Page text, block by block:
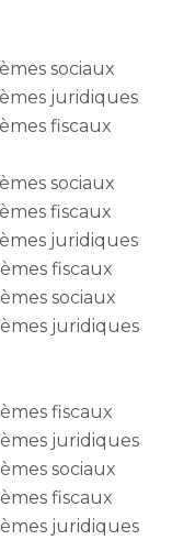
sociaux
juridiques
fiscaux
sociaux
fiscaux
juridiques
fiscaux
sociaux
juridiques
fiscaux
juridiques
sociaux
fiscaux
juridiques